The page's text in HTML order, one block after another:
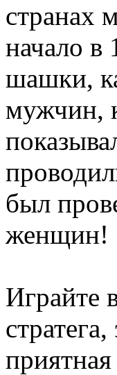
странах
начало в
шашки,
мужчин,
был
женщин!
Играйте